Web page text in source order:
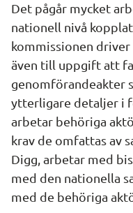
Det pågår mycket
nationell nivå
kommissionen driver
även till uppgift att
genomförandeakter
ytterligare detaljer i
arbetar behöriga
krav de omfattas av
Digg, arbetar med
med den nationella
med de behöriga